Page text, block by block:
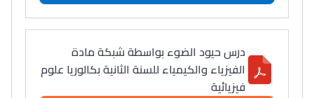
درس حيود الضوء بواسطة شبكة مادة
الفيزياء والكيمياء للسنة الثانية بكالوريا علوم
فيزيائية